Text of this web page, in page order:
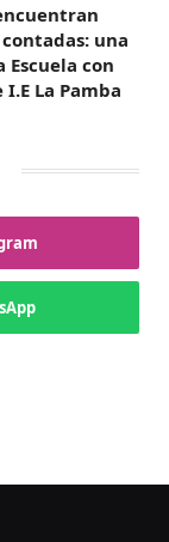
una
Escuela con
La Pamba